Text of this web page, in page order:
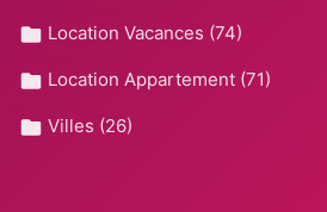
Location Vacances (74)
Location Appartement (71)
Villes (26)